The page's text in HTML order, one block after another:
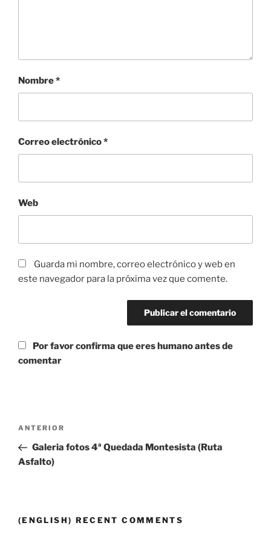
Nombre*
Correo electrónico*
Web
Guarda mi nombre, correo electrónico y web en
este navegador para la próxima vez que comente.
Por favor confirma que eres humano antes de
comentar
Navegación
entradas
Entrada
anterior:
ANTERIOR
Galeria fotos 4ª Quedada Montesista (Ruta
Asfalto)
(ENGLISH) RECENT COMMENTS